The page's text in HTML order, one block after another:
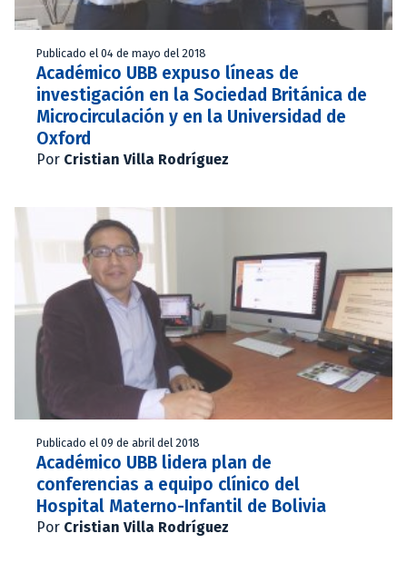
Publicado el 04 de mayo del 2018
Académico UBB expuso líneas de
investigación en la Sociedad Británica de
Microcirculación y en la Universidad de
Oxford
Por Cristian Villa Rodríguez
Publicado el 09 de abril del 2018
Académico UBB lidera plan de
conferencias a equipo clínico del
Hospital Materno-Infantil de Bolivia
Por Cristian Villa Rodríguez